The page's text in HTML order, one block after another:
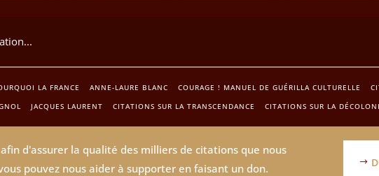
LA FRANCE ANNE-LAURE BLANC COURAGE ! MANUEL DE GUÉRILLA CULTURELLE
JACQUES LAURENT CITATIONS SUR LA TRANSCENDANCE CITATIONS SUR LA
d'assurer la qualité des milliers de citations que nous
pouvez nous aider à supporter en faisant un don.